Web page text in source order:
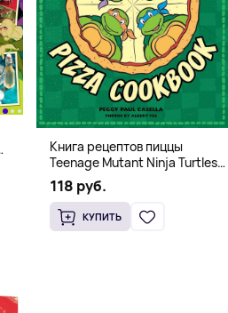
Книга рецептов пиццы
Teenage Mutant Ninja Turtles
Pizza Cookbook (На
английском)
118 руб.
КУПИТЬ